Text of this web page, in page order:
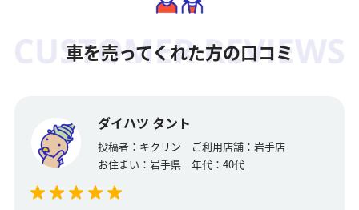
車を売ってくれた方の口コミ
ダイハツ タント
投稿者： キクリン ご利用店舗： 岩手店
お住まい： 岩手県 年代： 40代